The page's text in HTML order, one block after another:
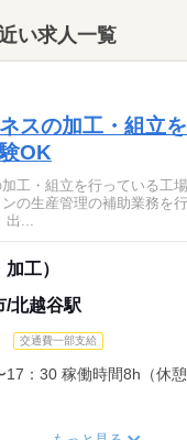
い求人一覧
スの加工・組立
OK
工・組立を行っている工
の生産管理の補助業務を
出...
工）
/北越谷駅
交通費一部支給
17：30 稼働時間8h（休